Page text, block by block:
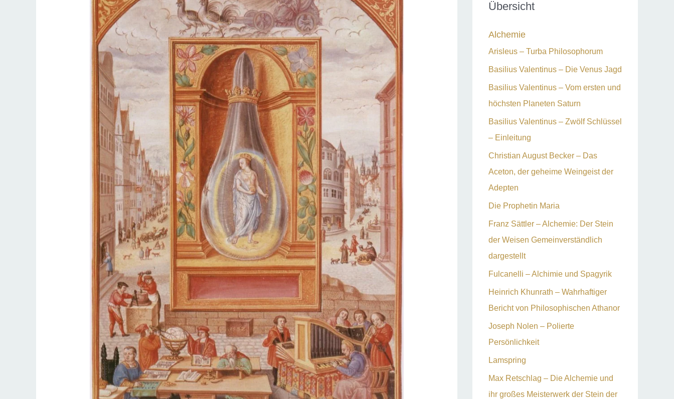
n
:
Übersicht
Alchemie
Arisleus – Turba Philosophorum
Basilius Valentinus – Die Venus Jagd
Basilius Valentinus – Vom ersten und
höchsten Planeten Saturn
Basilius Valentinus – Zwölf Schlüssel
– Einleitung
Christian August Becker – Das
Aceton, der geheime Weingeist der
Adepten
Die Prophetin Maria
Franz Sättler – Alchemie: Der Stein
der Weisen Gemeinverständlich
dargestellt
Fulcanelli – Alchimie und Spagyrik
Heinrich Khunrath – Wahrhaftiger
Bericht von Philosophischen Athanor
Joseph Nolen – Polierte
Persönlichkeit
Lamspring
Max Retschlag – Die Alchemie und
ihr großes Meisterwerk der Stein der